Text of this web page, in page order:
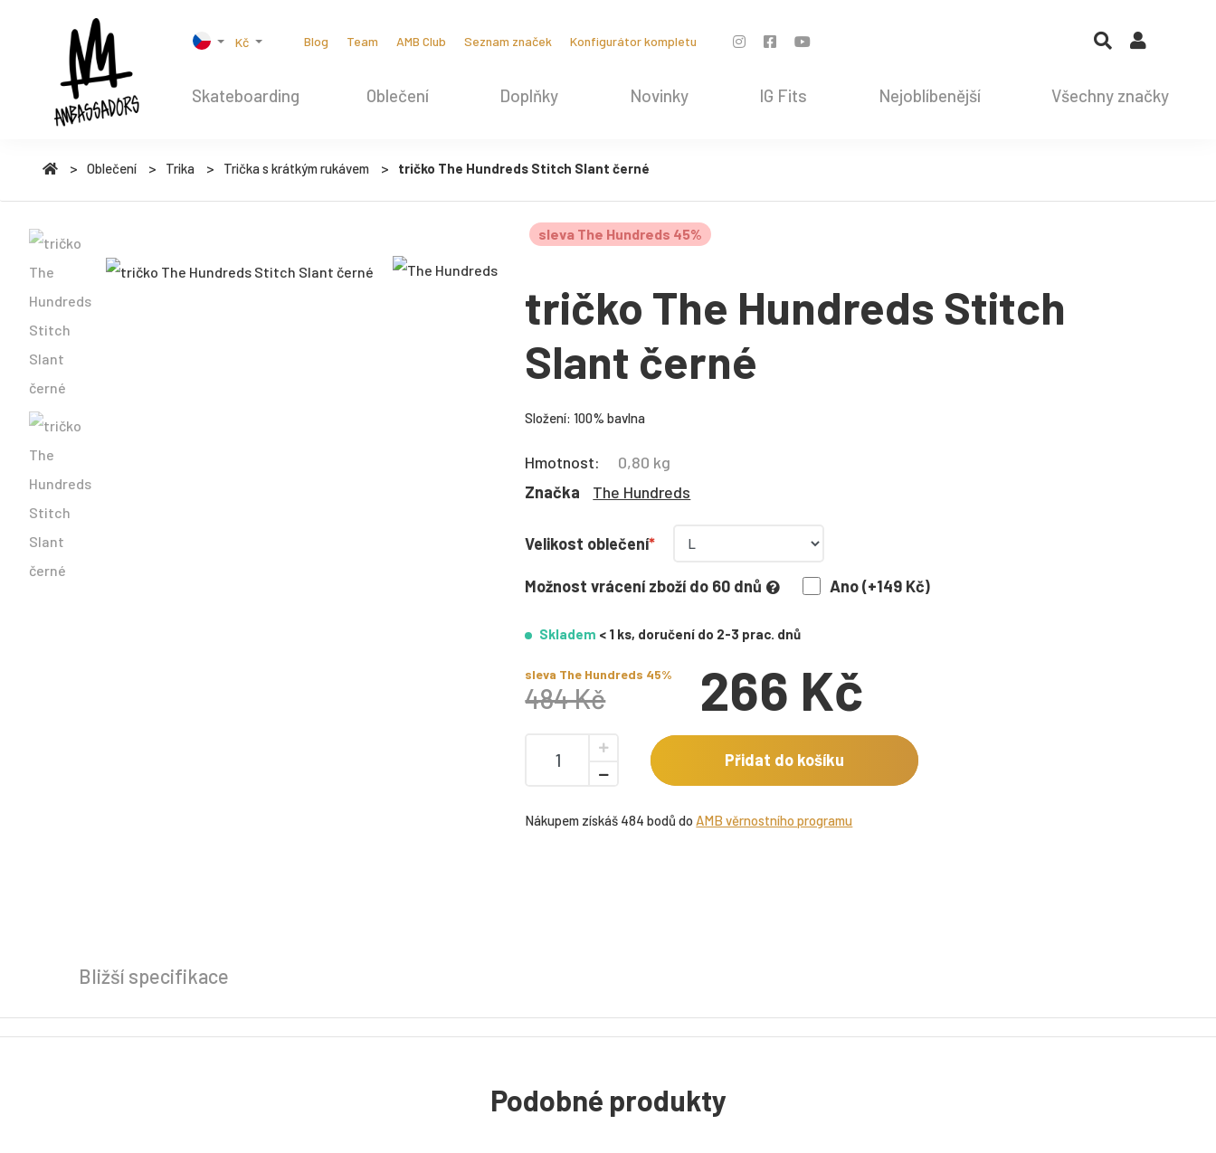
Kč Blog Team AMB Club Seznam značek Konfigurátor kompletu
Skateboarding Oblečení Doplňky Novinky IG Fits Nejoblíbenější Všechny značky
Oblečení Trika Trička s krátkým rukávem tričko The Hundreds Stitch Slant černé
sleva The Hundreds 45%
tričko The Hundreds Stitch
Slant černé
Složení: 100% bavlna
Hmotnost:
0,80 kg
Značka
The Hundreds
Velikost oblečení
Možnost vrácení zboží do 60 dnů Ano (+149 Kč)
Skladem < 1 ks, doručení do 2-3 prac. dnů
sleva The Hundreds 45%
484 Kč 266 Kč
Přidat do košíku
Nákupem získáš 484 bodů do AMB věrnostního programu
Bližší specifikace
Podobné produkty